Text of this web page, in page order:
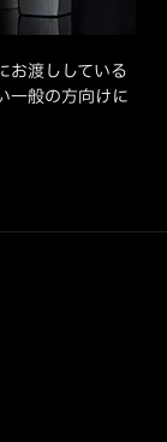
お渡ししている
一般の方向けに